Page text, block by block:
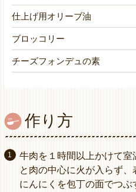
仕上げ用オリーブ油
ブロッコリー
チーズフォンデュの素
作り方
牛肉を１時間以上かけて
と肉の中心に火が入らず、
にんにくを包丁の面でつ